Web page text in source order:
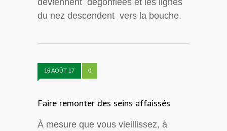
deviennent dégonflées et les lignes
du nez descendent vers la bouche.
16 AOÛT 17 0
Faire remonter des seins affaissés
À mesure que vous vieillissez, à